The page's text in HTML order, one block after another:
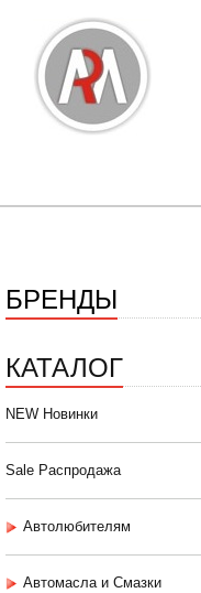
БРЕНДЫ
КАТАЛОГ
NEW Новинки
Sale Распродажа
Автолюбителям
Автомасла и Смазки